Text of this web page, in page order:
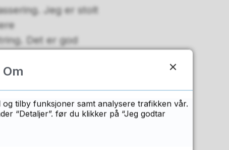
Jeg er stolt
Det er god
Om
tilby funksjoner samt analysere trafikken vår.
“Detaljer”. før du klikker på “Jeg godtar